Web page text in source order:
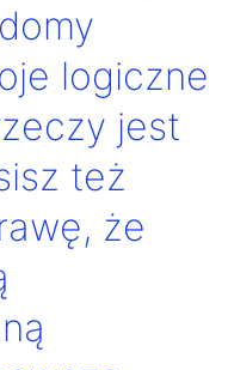
logiczne
jest
też
że